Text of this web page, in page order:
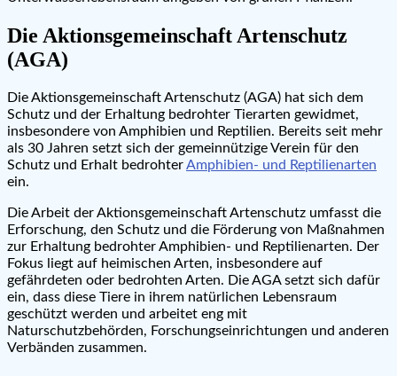
Die Aktionsgemeinschaft Artenschutz
(AGA)
Die Aktionsgemeinschaft Artenschutz (AGA) hat sich dem
Schutz und der Erhaltung bedrohter Tierarten gewidmet,
insbesondere von Amphibien und Reptilien. Bereits seit mehr
als 30 Jahren setzt sich der gemeinnützige Verein für den
Schutz und Erhalt bedrohterAmphibien- und Reptilienarten
ein.
Die Arbeit der Aktionsgemeinschaft Artenschutz umfasst die
Erforschung, den Schutz und die Förderung von Maßnahmen
zur Erhaltung bedrohter Amphibien- und Reptilienarten. Der
Fokus liegt auf heimischen Arten, insbesondere auf
gefährdeten oder bedrohten Arten. Die AGA setzt sich dafür
ein, dass diese Tiere in ihrem natürlichen Lebensraum
geschützt werden und arbeitet eng mit
Naturschutzbehörden, Forschungseinrichtungen und anderen
Verbänden zusammen.